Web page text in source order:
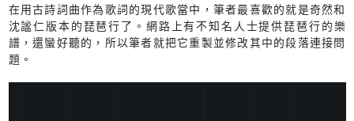
在用古詩詞曲作為歌詞的現代歌當中，筆者最喜歡的就是奇然和
沈謐仁版本的琵琶行了。網路上有不知名人士提供琵琶行的樂
譜，還蠻好聽的，所以筆者就把它重製並修改其中的段落連接問
題。